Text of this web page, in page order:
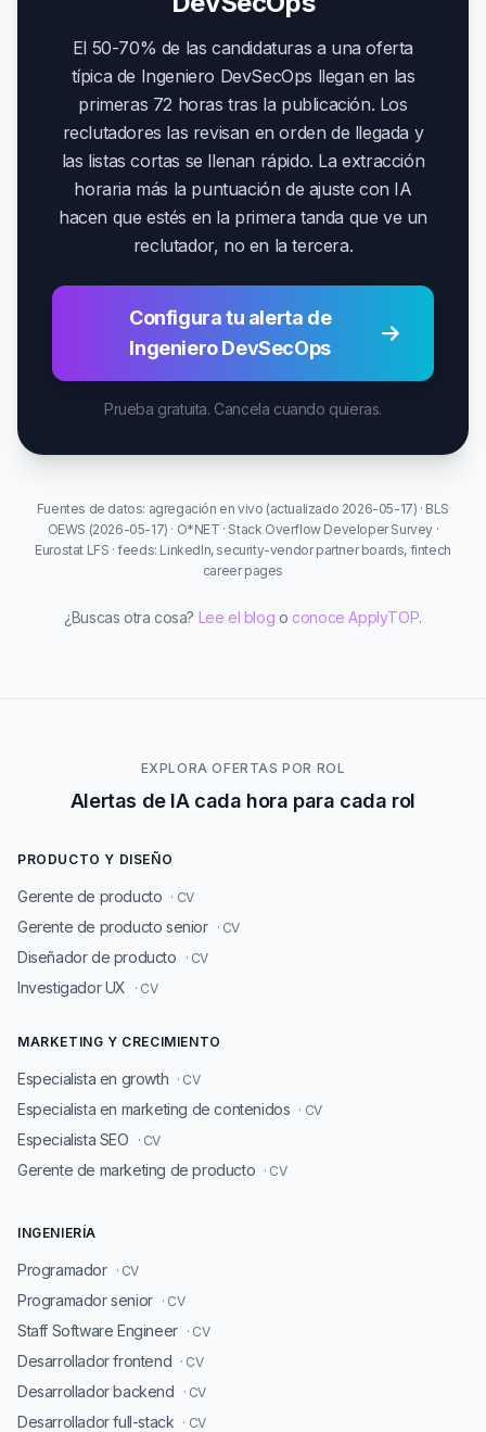
El 50-70% de las candidaturas a una oferta
típica de Ingeniero DevSecOps llegan en las
primeras 72 horas tras la publicación. Los
reclutadores las revisan en orden de llegada y
las listas cortas se llenan rápido. La extracción
horaria más la puntuación de ajuste con IA
hacen que estés en la primera tanda que ve un
reclutador, no en la tercera.
Configura tu alerta de
Ingeniero DevSecOps
Prueba gratuita. Cancela cuando quieras.
Fuentes de datos: agregación en vivo (actualizado 2026-05-17) · BLS
OEWS (2026-05-17) · O*NET · Stack Overflow Developer Survey ·
Eurostat LFS · feeds: LinkedIn, security-vendor partner boards, fintech
career pages
¿Buscas otra cosa? Lee el blog o conoce ApplyTOP.
EXPLORA OFERTAS POR ROL
Alertas de IA cada hora para cada rol
PRODUCTO Y DISEÑO
Gerente de producto · CV
Gerente de producto senior · CV
Diseñador de producto · CV
Investigador UX · CV
MARKETING Y CRECIMIENTO
Especialista en growth · CV
Especialista en marketing de contenidos · CV
Especialista SEO · CV
Gerente de marketing de producto · CV
INGENIERÍA
Programador · CV
Programador senior · CV
Staff Software Engineer · CV
Desarrollador frontend · CV
Desarrollador backend · CV
Desarrollador full-stack · CV